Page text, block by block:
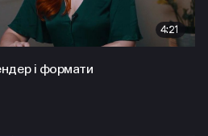
4:21
і формати